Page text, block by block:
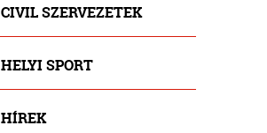
CIVIL SZERVEZETEK
HELYI SPORT
HÍREK